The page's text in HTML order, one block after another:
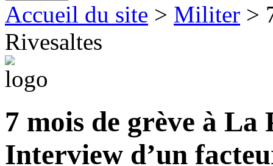
Accueil du site > Militer >
Rivesaltes
7 mois de grève à La
Interview d’un